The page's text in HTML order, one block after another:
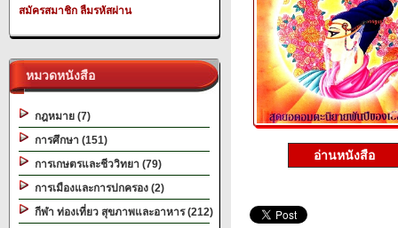
สมัครสมาชิก ลืมรหัสผ่าน
หมวดหนังสือ
กฎหมาย (7)
การศึกษา (151)
การเกษตรและชีววิทยา (79)
การเมืองและการปกครอง (2)
กีฬา ท่องเที่ยว สุขภาพและอาหาร (212)
อ่านหนังสือ